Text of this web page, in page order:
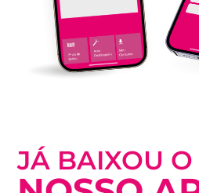
JÁ BAIXOU O